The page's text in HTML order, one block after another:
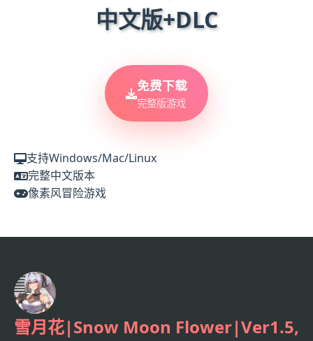
中文版+DLC
免费下载
完整版游戏
支持Windows/Mac/Linux
完整中文版本
像素风冒险游戏
雪月花|Snow Moon Flower|Ver1.5,